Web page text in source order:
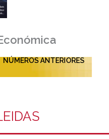
NÚMEROS ANTERIORES